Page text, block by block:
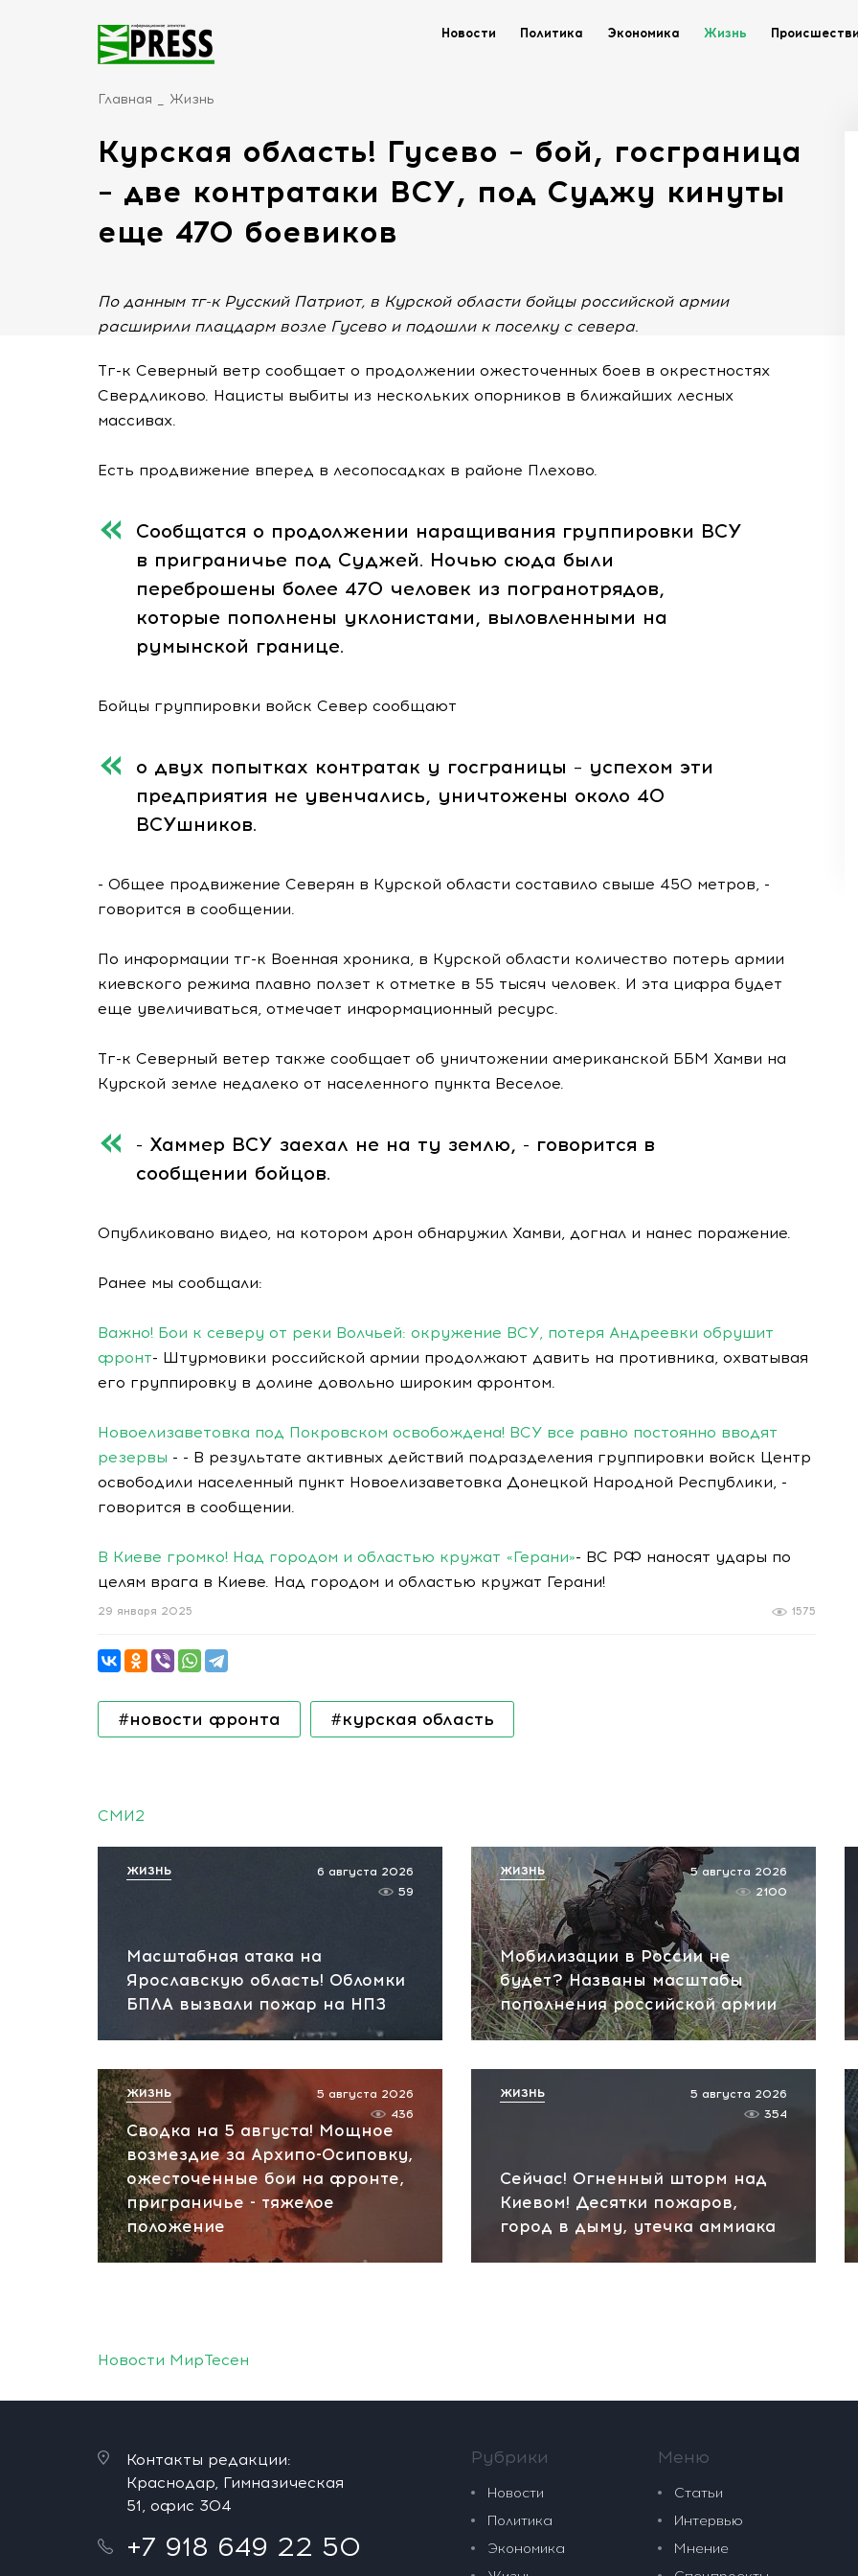
Новости Политика Экономика Жизнь
Главная Жизнь
Курская область! Гусево – бой, госграница
– две контратаки ВСУ, под Суджу кинуты
еще 470 боевиков
По данным тг-к Русский Патриот, в Курской области бойцы российской армии
расширили плацдарм возле Гусево и подошли к поселку с севера.
Тг-к Северный ветр сообщает о продолжении ожесточенных боев в окрестностях
Свердликово. Нацисты выбиты из нескольких опорников в ближайших лесных
массивах.
Есть продвижение вперед в лесопосадках в районе Плехово.
Сообщатся о продолжении наращивания группировки ВСУ
в приграничье под Суджей. Ночью сюда были
переброшены более 470 человек из погранотрядов,
которые пополнены уклонистами, выловленными на
румынской границе.
Бойцы группировки войск Север сообщают
о двух попытках контратак у госграницы – успехом эти
предприятия не увенчались, уничтожены около 40
ВСУшников.
- Общее продвижение Северян в Курской области составило свыше 450 метров, -
говорится в сообщении.
По информации тг-к Военная хроника, в Курской области количество потерь армии
киевского режима плавно ползет к отметке в 55 тысяч человек. И эта цифра будет
еще увеличиваться, отмечает информационный ресурс.
Тг-к Северный ветер также сообщает об уничтожении американской ББМ Хамви на
Курской земле недалеко от населенного пункта Веселое.
- Хаммер ВСУ заехал не на ту землю, - говорится в
сообщении бойцов.
Опубликовано видео, на котором дрон обнаружил Хамви, догнал и нанес поражение.
Ранее мы сообщали:
Важно! Бои к северу от реки Волчьей: окружение ВСУ, потеря Андреевки обрушит
фронт- Штурмовики российской армии продолжают давить на противника, охватывая
его группировку в долине довольно широким фронтом.
Новоелизаветовка под Покровском освобождена! ВСУ все равно постоянно вводят
резервы - - В результате активных действий подразделения группировки войск Центр
освободили населенный пункт Новоелизаветовка Донецкой Народной Республики, -
говорится в сообщении.
В Киеве громко! Над городом и областью кружат «Герани»- ВС РФ наносят удары по
целям врага в Киеве. Над городом и областью кружат Герани!
1575
29 января 2025
#новости фронта #курская область
СМИ2
Масштабная атака на
Ярославскую область! Обломки
БПЛА вызвали пожар на НПЗ
6 августа 2026
59
ЖИЗНЬ
Мобилизации в России не
будет? Названы масштабы
пополнения российской армии
5 августа 2026
2100
ЖИЗНЬ
Сводка на 5 августа! Мощное
возмездие за Архипо-Осиповку,
ожесточенные бои на фронте,
приграничье - тяжелое
положение
5 августа 2026
436
ЖИЗНЬ
Сейчас! Огненный шторм над
Киевом! Десятки пожаров,
город в дыму, утечка аммиака
5 августа 2026
354
ЖИЗНЬ
Новости МирТесен
Контакты редакции:
Краснодар, Гимназическая
51, офис 304
+7 918 649 22 50
Рубрики
Новости
Политика
Экономика
Меню
Статьи
Интервью
Мнение